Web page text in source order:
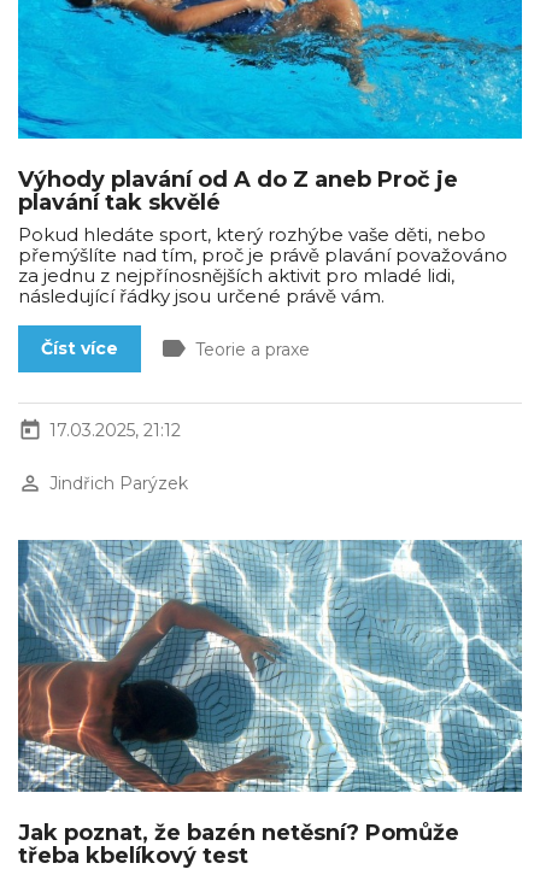
Výhody plavání od A do Z aneb Proč je
plavání tak skvělé
Pokud hledáte sport, který rozhýbe vaše děti, nebo
přemýšlíte nad tím, proč je právě plavání považováno
za jednu z nejpřínosnějších aktivit pro mladé lidi,
následující řádky jsou určené právě vám.
Číst více label Teorie a praxe
today 17.03.2025, 21:12
perm_identity Jindřich Parýzek
Jak poznat, že bazén netěsní? Pomůže
třeba kbelíkový test